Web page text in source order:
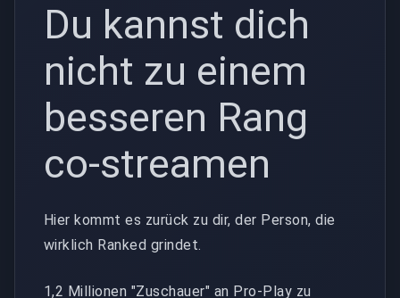
Du kannst dich
nicht zu einem
besseren Rang
co-streamen
Hier kommt es zurück zu dir, der Person, die
wirklich Ranked grindet.
1,2 Millionen "Zuschauer" an Pro-Play zu